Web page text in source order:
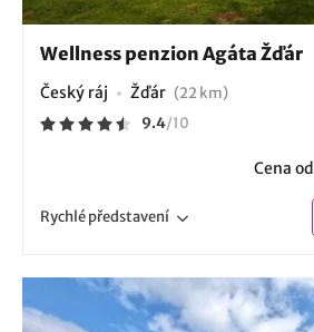
Wellness penzion Agáta Žďár
Český ráj Žďár (22 km)
9.4/10
Cena od
Rychlépředstavení